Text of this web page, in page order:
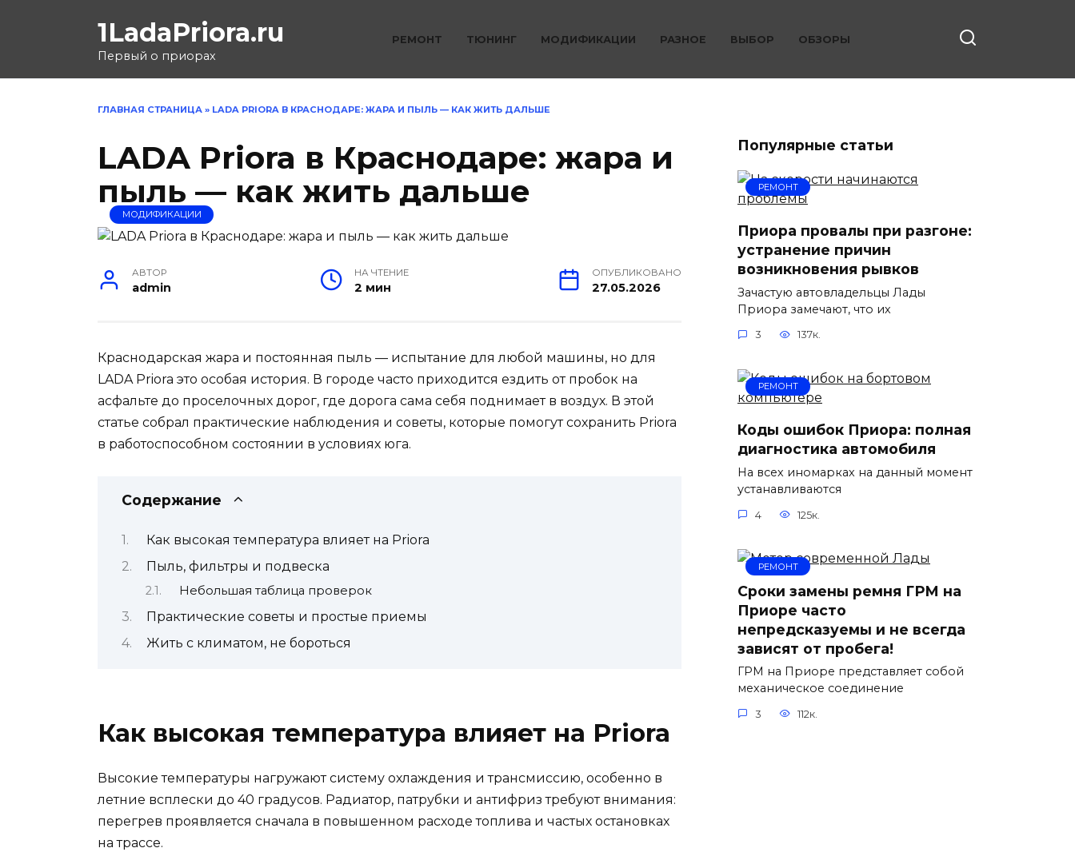
1LadaPriora.ru
Первый о приорах
РЕМОНТ ТЮНИНГ МОДИФИКАЦИИ РАЗНОЕ ВЫБОР ОБЗОРЫ
ГЛАВНАЯ СТРАНИЦА » LADA PRIORA В КРАСНОДАРЕ: ЖАРА И ПЫЛЬ — КАК ЖИТЬ ДАЛЬШЕ
LADA Priora в Краснодаре: жара и
пыль — как жить дальше
МОДИФИКАЦИИ
АВТОР
admin
НА ЧТЕНИЕ
2 мин
ОПУБЛИКОВАНО
27.05.2026
Краснодарская жара и постоянная пыль — испытание для любой машины, но для
LADA Priora это особая история. В городе часто приходится ездить от пробок на
асфальте до проселочных дорог, где дорога сама себя поднимает в воздух. В этой
статье собрал практические наблюдения и советы, которые помогут сохранить Priora
в работоспособном состоянии в условиях юга.
Содержание
Как высокая температура влияет на Priora
Пыль, фильтры и подвеска
Небольшая таблица проверок
Практические советы и простые приемы
Жить с климатом, не бороться
Как высокая температура влияет на Priora
Высокие температуры нагружают систему охлаждения и трансмиссию, особенно в
летние всплески до 40 градусов. Радиатор, патрубки и антифриз требуют внимания:
перегрев проявляется сначала в повышенном расходе топлива и частых остановках
на трассе.
Популярные статьи
РЕМОНТ
Приора провалы при разгоне:
устранение причин
возникновения рывков
Зачастую автовладельцы Лады
Приора замечают, что их
3 137к.
РЕМОНТ
Коды ошибок Приора: полная
диагностика автомобиля
На всех иномарках на данный момент
устанавливаются
4 125к.
РЕМОНТ
Сроки замены ремня ГРМ на
Приоре часто
непредсказуемы и не всегда
зависят от пробега!
ГРМ на Приоре представляет собой
механическое соединение
3 112к.